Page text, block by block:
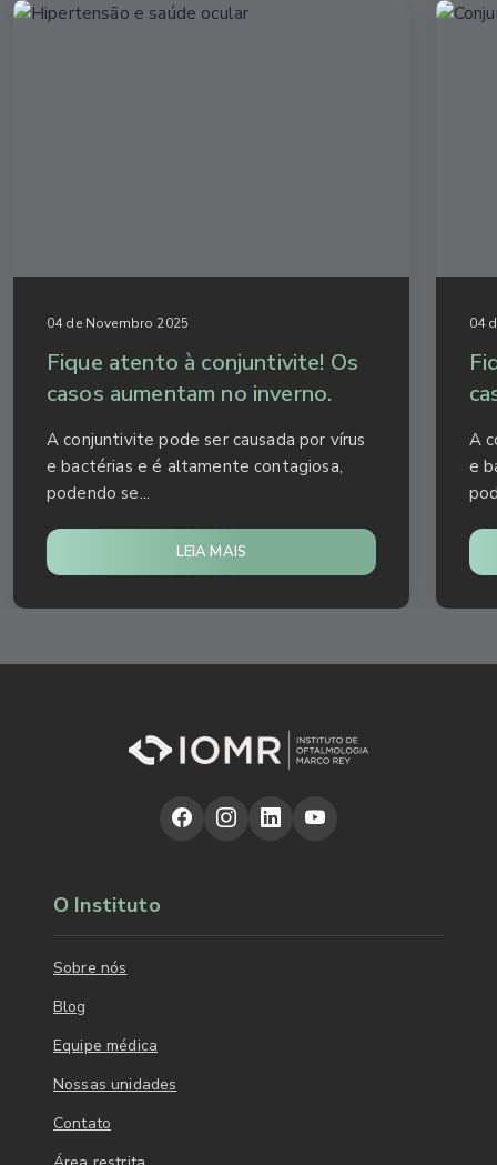
04 de Novembro 2025
Fique atento à conjuntivite! Os
casos aumentam no inverno.
A conjuntivite pode ser causada por vírus
e bactérias e é altamente contagiosa,
podendo se...
LEIA MAIS
04
A
e
O Instituto
Sobre nós
Blog
Equipe médica
Nossas unidades
Contato